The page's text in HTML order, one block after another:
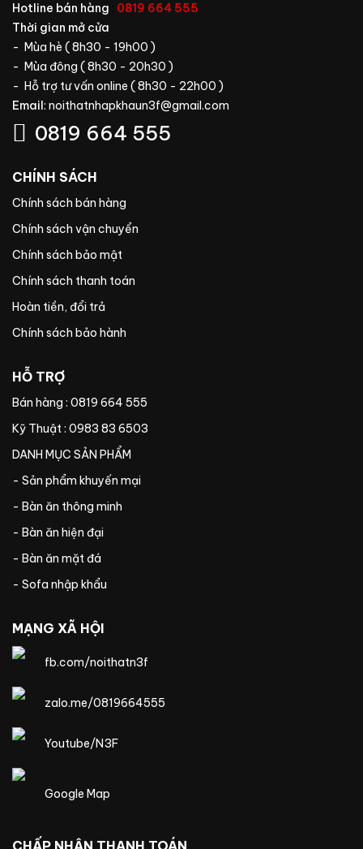
Hotline bán hàng
0819 664 555
Thời gian mở cửa
- Mùa hè ( 8h30 - 19h00 )
- Mùa đông ( 8h30 - 20h30 )
- Hỗ trợ tư vấn online ( 8h30 - 22h00 )
Email: noithatnhapkhaun3f@gmail.com
0819 664 555
CHÍNH SÁCH
Chính sách bán hàng
Chính sách vận chuyển
Chính sách bảo mật
Chính sách thanh toán
Hoàn tiền, đổi trả
Chính sách bảo hành
HỖ TRỢ
Bán hàng : 0819 664 555
Kỹ Thuật : 0983 83 6503
DANH MỤC SẢN PHẨM
- Sản phẩm khuyến mại
- Bàn ăn thông minh
- Bàn ăn hiện đại
- Bàn ăn mặt đá
- Sofa nhập khẩu
MẠNG XÃ HỘI
fb.com/noithatn3f
zalo.me/0819664555
Youtube/N3F
Google Map
CHẤP NHẬN THANH TOÁN